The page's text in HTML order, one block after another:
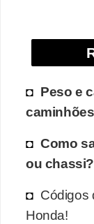
Peso e
Como
ou chassi?
Códigos
Honda!
O
r
o
a
d
C
o